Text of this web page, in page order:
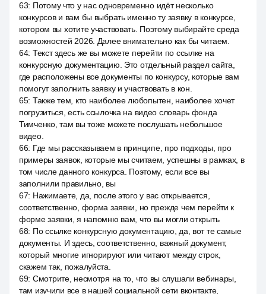
63: Потому что у нас одновременно идёт несколько
конкурсов и вам бы выбрать именно ту заявку в конкурсе,
котором вы хотите участвовать. Поэтому выбирайте среда
возможностей 2026. Далее внимательно как бы читаем.
64: Текст здесь же вы можете перейти по ссылке на
конкурсную документацию. Это отдельный раздел сайта,
где расположены все документы по конкурсу, которые вам
помогут заполнить заявку и участвовать в кон.
65: Также тем, кто наиболее любопытен, наиболее хочет
погрузиться, есть ссылочка на видео словарь фонда
Тимченко, там вы тоже можете послушать небольшое
видео.
66: Где мы рассказываем в принципе, про подходы, про
примеры заявок, которые мы считаем, успешны в рамках, в
том числе данного конкурса. Поэтому, если все вы
заполнили правильно, вы
67: Нажимаете, да, после этого у вас открывается,
соответственно, форма заявки, но прежде чем перейти к
форме заявки, я напомню вам, что вы могли открыть
68: По ссылке конкурсную документацию, да, вот те самые
документы. И здесь, соответственно, важный документ,
который многие игнорируют или читают между строк,
скажем так, пожалуйста.
69: Смотрите, несмотря на то, что вы слушали вебинары,
там изучили все в нашей социальной сети вконтакте,